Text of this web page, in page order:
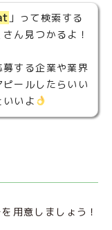
」って検索する
ん見つかるよ！
する企業や業界
ールしたらいい
いよ
用意しましょう！